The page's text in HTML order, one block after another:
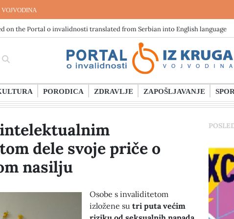
on the Portal o invalidnosti translated from Serbian into English language
PORODICA ZDRAVLJE ZAPOŠLJAVANJE
intelektualnim
dele svoje priče o
nasilju
Osobe s invaliditetom
izložene su tri puta većim